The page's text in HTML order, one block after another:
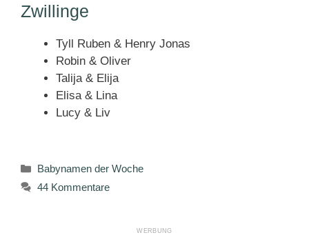
Zwillinge
Tyll Ruben & Henry Jonas
Robin & Oliver
Talija & Elija
Elisa & Lina
Lucy & Liv
Kategorien
Babynamen der Woche
44 Kommentare